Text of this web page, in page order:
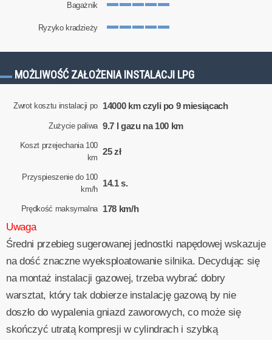
Bagażnik
Ryzyko kradzieży
MOŻLIWOŚĆ ZAŁOŻENIA INSTALACJI LPG
Zwrot kosztu instalacji po 14000 km czyli po 9 miesiącach
Zużycie paliwa 9.7 l gazu na 100 km
Koszt przejechania 100
km
25 zł
Przyspieszenie do 100
km/h
14.1 s.
Prędkość maksymalna 178 km/h
Uwaga
Średni przebieg sugerowanej jednostki napędowej wskazuje
na dość znaczne wyeksploatowanie silnika. Decydując się
na montaż instalacji gazowej, trzeba wybrać dobry
warsztat, który tak dobierze instalację gazową by nie
doszło do wypalenia gniazd zaworowych, co może się
skończyć utratą kompresji w cylindrach i szybką